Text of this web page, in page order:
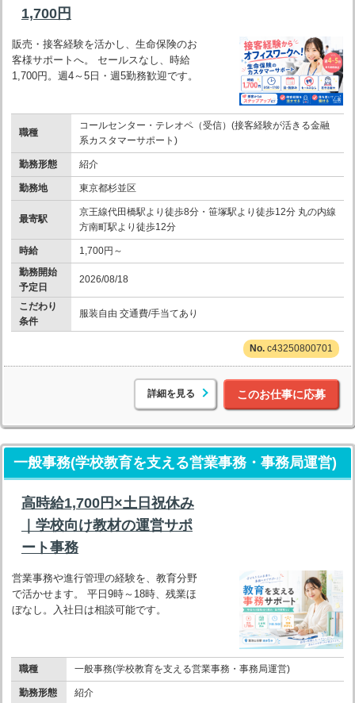
1,700円
販売・接客経験を活かし、生命保険のお
客様サポートへ。 セールスなし、時給
1,700円。週4～5日・週5勤務歓迎です。
職種
コールセンター・テレオペ（受信）(接客経験が活きる金融
系カスタマーサポート)
勤務形態 紹介
勤務地 東京都杉並区
最寄駅
京王線代田橋駅より徒歩8分・笹塚駅より徒歩12分 丸の内線
方南町駅より徒歩12分
時給
1,700円～
勤務開始
予定日
2026/08/18
こだわり
条件
服装自由 交通費/手当てあり
c43250800701
詳細を見る このお仕事に応募
一般事務(学校教育を支える営業事務・事務局運営)
高時給1,700円×土日祝休み
｜学校向け教材の運営サポ
ート事務
営業事務や進行管理の経験を、教育分野
で活かせます。 平日9時～18時、残業ほ
ぼなし。入社日は相談可能です。
職種 一般事務(学校教育を支える営業事務・事務局運営)
勤務形態 紹介